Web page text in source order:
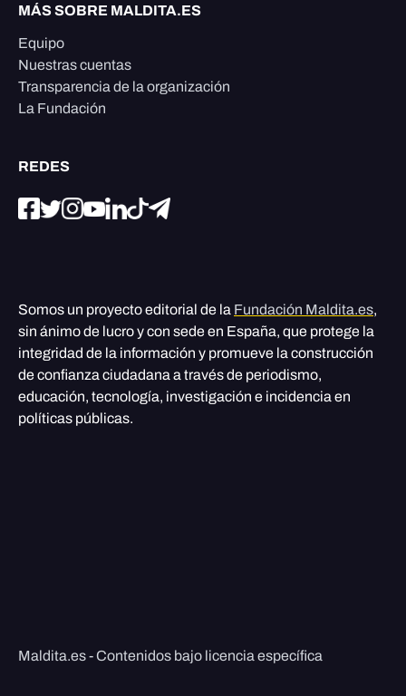
MÁS SOBRE MALDITA.ES
Equipo
Nuestras cuentas
Transparencia de la organización
La Fundación
REDES
Somos un proyecto editorial de la Fundación Maldita.es,
sin ánimo de lucro y con sede en España, que protege la
integridad de la información y promueve la construcción
de confianza ciudadana a través de periodismo,
educación, tecnología, investigación e incidencia en
políticas públicas.
Maldita.es - Contenidos bajo licencia específica